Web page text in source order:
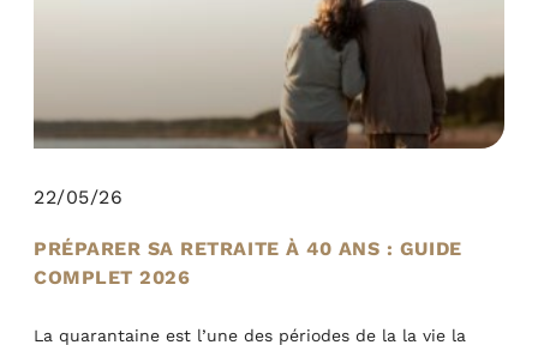
PRÉPARER SA RETRAITE À 40 ANS : GUIDE
COMPLET 2026
La quarantaine est l’une des périodes de la la vie la
22/05/26